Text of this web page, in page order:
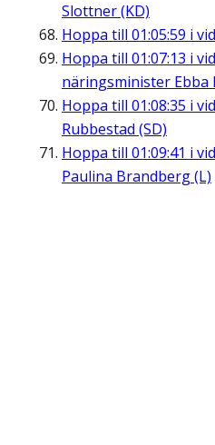
Slottner (KD)
Hoppa till 01:05:59 i
Hoppa till 01:07:13 i
näringsminister Ebba
Hoppa till 01:08:35 i
Rubbestad (SD)
Hoppa till 01:09:41 i
Paulina Brandberg (L)